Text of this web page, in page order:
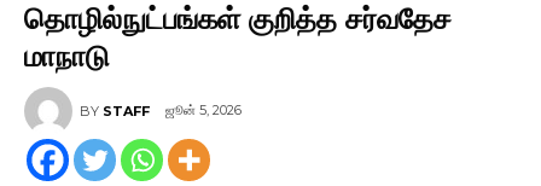
தொழில்நுட்பங்கள் குறித்த சர்வதேச
மாநாடு
BY STAFF ஜூன் 5, 2026